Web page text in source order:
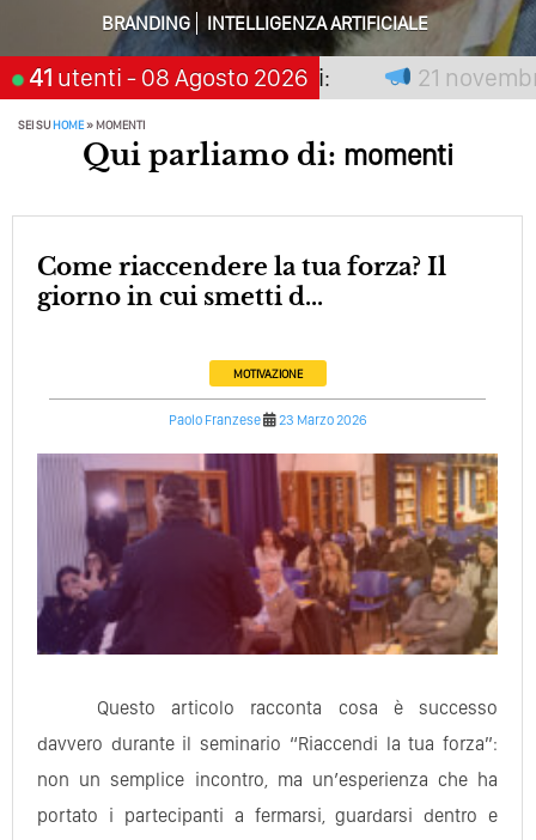
Perché Pubblicare Non Basta Più? Contenuti Di Valore O
Solo Rumore…
Perché Non Guadagni Sui Social Media? Probabilmente
Tutto Peggiorerà
Quali Sono Gli Errori Della Comunicazione Politica? Il
Caso Delle Braccia Incrociate
L’Accademia Del Wedding
BRANDING
INTELLIGENZA ARTIFICIALE
41 utenti - 08 Agosto 2026
chi aspetta, scegli: 21 novembre
SEI SUHOME»MOMENTI
Qui parliamo di: momenti
Come riaccendere la tua forza? Il
giorno in cui smetti d...
MOTIVAZIONE
Paolo Franzese 23 Marzo 2026
Questo articolo racconta cosa è successo
davvero durante il seminario “Riaccendi la tua forza”:
non un semplice incontro, ma un’esperienza che ha
portato i partecipanti a fermarsi, guardarsi dentro e